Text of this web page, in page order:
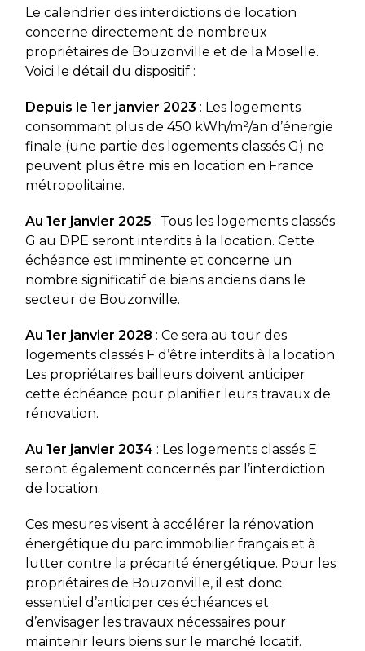
Le calendrier des interdictions de location
concerne directement de nombreux
propriétaires de Bouzonville et de la Moselle.
Voici le détail du dispositif :
Depuis le 1er janvier 2023 : Les logements
consommant plus de 450 kWh/m²/an d’énergie
finale (une partie des logements classés G) ne
peuvent plus être mis en location en France
métropolitaine.
Au 1er janvier 2025 : Tous les logements classés
G au DPE seront interdits à la location. Cette
échéance est imminente et concerne un
nombre significatif de biens anciens dans le
secteur de Bouzonville.
Au 1er janvier 2028 : Ce sera au tour des
logements classés F d’être interdits à la location.
Les propriétaires bailleurs doivent anticiper
cette échéance pour planifier leurs travaux de
rénovation.
Au 1er janvier 2034 : Les logements classés E
seront également concernés par l’interdiction
de location.
Ces mesures visent à accélérer la rénovation
énergétique du parc immobilier français et à
lutter contre la précarité énergétique. Pour les
propriétaires de Bouzonville, il est donc
essentiel d’anticiper ces échéances et
d’envisager les travaux nécessaires pour
maintenir leurs biens sur le marché locatif.